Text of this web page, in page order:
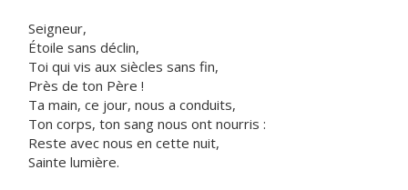
Seigneur,
Étoile sans déclin,
Toi qui vis aux siècles sans fin,
Près de ton Père !
Ta main, ce jour, nous a conduits,
Ton corps, ton sang nous ont nourris :
Reste avec nous en cette nuit,
Sainte lumière.